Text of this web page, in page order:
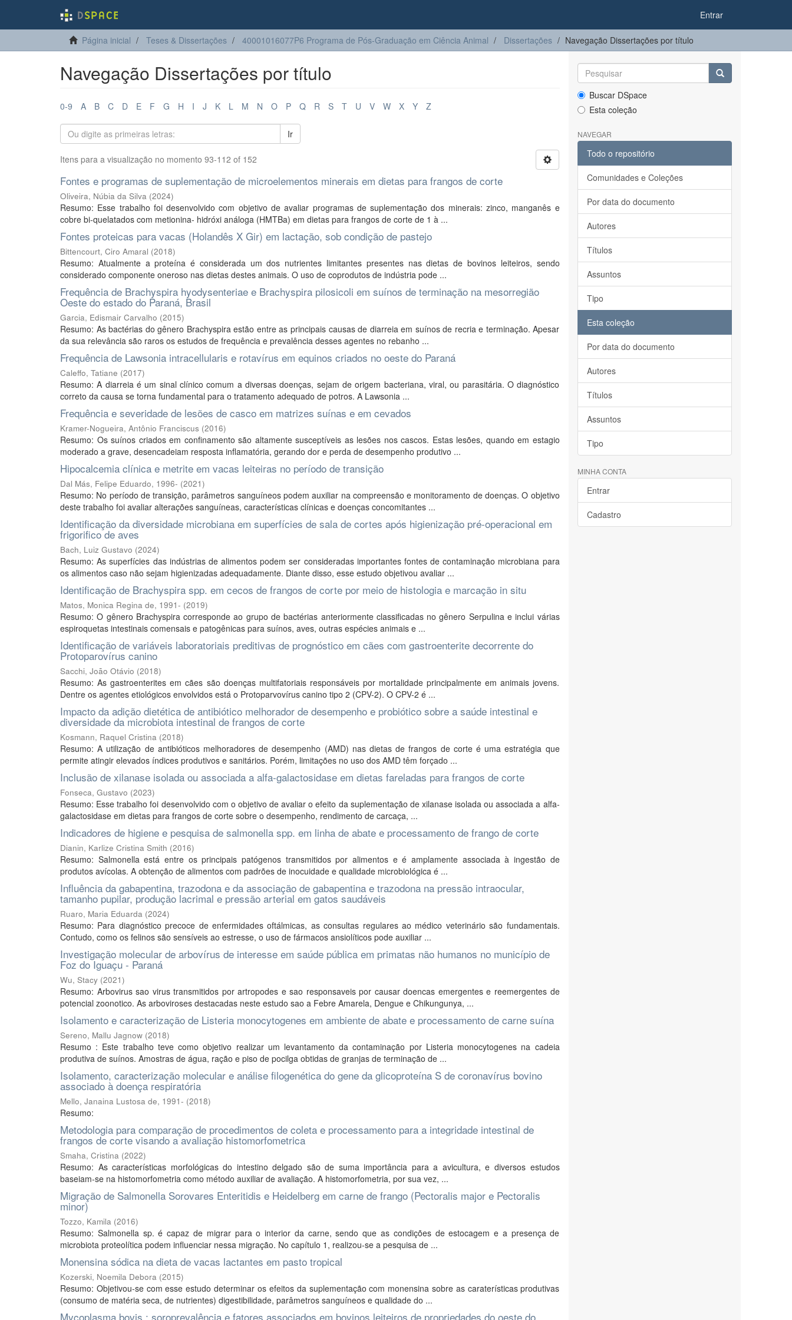
Entrar
Página inicial Teses & Dissertações 40001016077P6 Programa de Pós-Graduação em Ciência Animal Dissertações Navegação Dissertações por título
Navegação Dissertações por título
0-9 A B C D E F G H I J K L M N O P Q R S T U V W X Y Z
Ir
Itens para a visualização no momento 93-112 of 152
Fontes e programas de suplementação de microelementos minerais em dietas para frangos de corte
Oliveira, Núbia da Silva (2024)
Resumo: Esse trabalho foi desenvolvido com objetivo de avaliar programas de suplementação dos minerais: zinco, manganês e
cobre bi-quelatados com metionina- hidróxi análoga (HMTBa) em dietas para frangos de corte de 1 à ...
Fontes proteicas para vacas (Holandês X Gir) em lactação, sob condição de pastejo
Bittencourt, Ciro Amaral (2018)
Resumo: Atualmente a proteína é considerada um dos nutrientes limitantes presentes nas dietas de bovinos leiteiros, sendo
considerado componente oneroso nas dietas destes animais. O uso de coprodutos de indústria pode ...
Frequência de Brachyspira hyodysenteriae e Brachyspira pilosicoli em suínos de terminação na mesorregião
Oeste do estado do Paraná, Brasil
Garcia, Edismair Carvalho (2015)
Resumo: As bactérias do gênero Brachyspira estão entre as principais causas de diarreia em suínos de recria e terminação. Apesar
da sua relevância são raros os estudos de frequência e prevalência desses agentes no rebanho ...
Frequência de Lawsonia intracellularis e rotavírus em equinos criados no oeste do Paraná
Caleffo, Tatiane (2017)
Resumo: A diarreia é um sinal clínico comum a diversas doenças, sejam de origem bacteriana, viral, ou parasitária. O diagnóstico
correto da causa se torna fundamental para o tratamento adequado de potros. A Lawsonia ...
Frequência e severidade de lesões de casco em matrizes suínas e em cevados
Kramer-Nogueira, Antônio Franciscus (2016)
Resumo: Os suínos criados em confinamento são altamente susceptíveis as lesões nos cascos. Estas lesões, quando em estagio
moderado a grave, desencadeiam resposta inflamatória, gerando dor e perda de desempenho produtivo ...
Hipocalcemia clínica e metrite em vacas leiteiras no período de transição
Dal Más, Felipe Eduardo, 1996- (2021)
Resumo: No período de transição, parâmetros sanguíneos podem auxiliar na compreensão e monitoramento de doenças. O objetivo
deste trabalho foi avaliar alterações sanguíneas, características clínicas e doenças concomitantes ...
Identificação da diversidade microbiana em superfícies de sala de cortes após higienização pré-operacional em
frigorifico de aves
Bach, Luiz Gustavo (2024)
Resumo: As superfícies das indústrias de alimentos podem ser consideradas importantes fontes de contaminação microbiana para
os alimentos caso não sejam higienizadas adequadamente. Diante disso, esse estudo objetivou avaliar ...
Identificação de Brachyspira spp. em cecos de frangos de corte por meio de histologia e marcação in situ
Matos, Monica Regina de, 1991- (2019)
Resumo: O gênero Brachyspira corresponde ao grupo de bactérias anteriormente classificadas no gênero Serpulina e inclui várias
espiroquetas intestinais comensais e patogênicas para suínos, aves, outras espécies animais e ...
Identificação de variáveis laboratoriais preditivas de prognóstico em cães com gastroenterite decorrente do
Protoparovírus canino
Sacchi, João Otávio (2018)
Resumo: As gastroenterites em cães são doenças multifatoriais responsáveis por mortalidade principalmente em animais jovens.
Dentre os agentes etiológicos envolvidos está o Protoparvovírus canino tipo 2 (CPV-2). O CPV-2 é ...
Impacto da adição dietética de antibiótico melhorador de desempenho e probiótico sobre a saúde intestinal e
diversidade da microbiota intestinal de frangos de corte
Kosmann, Raquel Cristina (2018)
Resumo: A utilização de antibióticos melhoradores de desempenho (AMD) nas dietas de frangos de corte é uma estratégia que
permite atingir elevados índices produtivos e sanitários. Porém, limitações no uso dos AMD têm forçado ...
Inclusão de xilanase isolada ou associada a alfa-galactosidase em dietas fareladas para frangos de corte
Fonseca, Gustavo (2023)
Resumo: Esse trabalho foi desenvolvido com o objetivo de avaliar o efeito da suplementação de xilanase isolada ou associada a alfa-
galactosidase em dietas para frangos de corte sobre o desempenho, rendimento de carcaça, ...
Indicadores de higiene e pesquisa de salmonella spp. em linha de abate e processamento de frango de corte
Dianin, Karlize Cristina Smith (2016)
Resumo: Salmonella está entre os principais patógenos transmitidos por alimentos e é amplamente associada à ingestão de
produtos avícolas. A obtenção de alimentos com padrões de inocuidade e qualidade microbiológica é ...
Influência da gabapentina, trazodona e da associação de gabapentina e trazodona na pressão intraocular,
tamanho pupilar, produção lacrimal e pressão arterial em gatos saudáveis
Ruaro, Maria Eduarda (2024)
Resumo: Para diagnóstico precoce de enfermidades oftálmicas, as consultas regulares ao médico veterinário são fundamentais.
Contudo, como os felinos são sensíveis ao estresse, o uso de fármacos ansiolíticos pode auxiliar ...
Investigação molecular de arbovírus de interesse em saúde pública em primatas não humanos no município de
Foz do Iguaçu - Paraná
Wu, Stacy (2021)
Resumo: Arbovirus sao virus transmitidos por artropodes e sao responsaveis por causar doencas emergentes e reemergentes de
potencial zoonotico. As arboviroses destacadas neste estudo sao a Febre Amarela, Dengue e Chikungunya, ...
Isolamento e caracterização de Listeria monocytogenes em ambiente de abate e processamento de carne suína
Sereno, Mallu Jagnow (2018)
Resumo : Este trabalho teve como objetivo realizar um levantamento da contaminação por Listeria monocytogenes na cadeia
produtiva de suínos. Amostras de água, ração e piso de pocilga obtidas de granjas de terminação de ...
Isolamento, caracterização molecular e análise filogenética do gene da glicoproteína S de coronavírus bovino
associado à doença respiratória
Mello, Janaina Lustosa de, 1991- (2018)
Resumo:
Metodologia para comparação de procedimentos de coleta e processamento para a integridade intestinal de
frangos de corte visando a avaliação histomorfometrica
Smaha, Cristina (2022)
Resumo: As características morfológicas do intestino delgado são de suma importância para a avicultura, e diversos estudos
baseiam-se na histomorfometria como método auxiliar de avaliação. A histomorfometria, por sua vez, ...
Migração de Salmonella Sorovares Enteritidis e Heidelberg em carne de frango (Pectoralis major e Pectoralis
minor)
Tozzo, Kamila (2016)
Resumo: Salmonella sp. é capaz de migrar para o interior da carne, sendo que as condições de estocagem e a presença de
microbiota proteolítica podem influenciar nessa migração. No capítulo 1, realizou-se a pesquisa de ...
Monensina sódica na dieta de vacas lactantes em pasto tropical
Kozerski, Noemila Debora (2015)
Resumo: Objetivou-se com esse estudo determinar os efeitos da suplementação com monensina sobre as caraterísticas produtivas
(consumo de matéria seca, de nutrientes) digestibilidade, parâmetros sanguíneos e qualidade do ...
Mycoplasma bovis : soroprevalência e fatores associados em bovinos leiteiros de propriedades do oeste do
Buscar DSpace
Esta coleção
NAVEGAR
Todo o repositório
Comunidades e Coleções
Por data do documento
Autores
Títulos
Assuntos
Tipo
Esta coleção
Por data do documento
Autores
Títulos
Assuntos
Tipo
MINHA CONTA
Entrar
Cadastro